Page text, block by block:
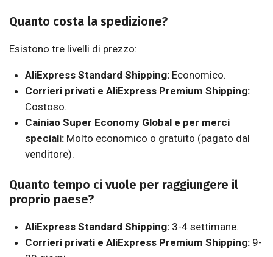
Quanto costa la spedizione?
Esistono tre livelli di prezzo:
AliExpress Standard Shipping:Economico.
Corrieri privati e AliExpress Premium Shipping:
Costoso.
Cainiao Super Economy Global e per merci
speciali:Molto economico o gratuito (pagato dal
venditore).
Quanto tempo ci vuole per raggiungere il
proprio paese?
AliExpress Standard Shipping:3-4 settimane.
Corrieri privati e AliExpress Premium Shipping:9-